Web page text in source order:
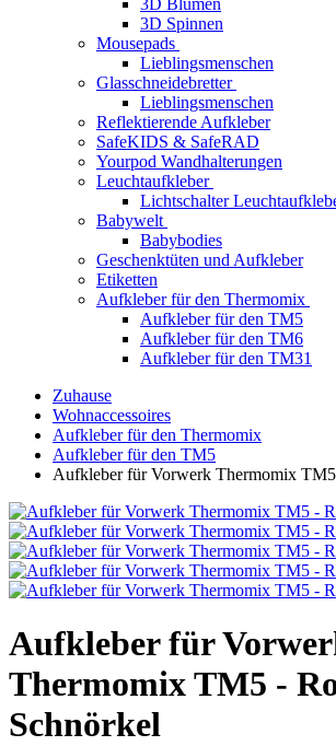
3D Blumen
3D Spinnen
Mousepads
Lieblingsmenschen
Glasschneidebretter
Lieblingsmenschen
Reflektierende Aufkleber
SafeKIDS & SafeRAD
Yourpod Wandhalterungen
Leuchtaufkleber
Lichtschalter
Babywelt
Babybodies
Geschenktüten und Aufkleber
Etiketten
Aufkleber für den Thermomix
Aufkleber für den TM5
Aufkleber für den TM6
Aufkleber für den TM31
Zuhause
Wohnaccessoires
Aufkleber für den Thermomix
Aufkleber für den TM5
Aufkleber für Vorwerk Thermomix
Aufkleber für
Thermomix TM5 -
Schnörkel